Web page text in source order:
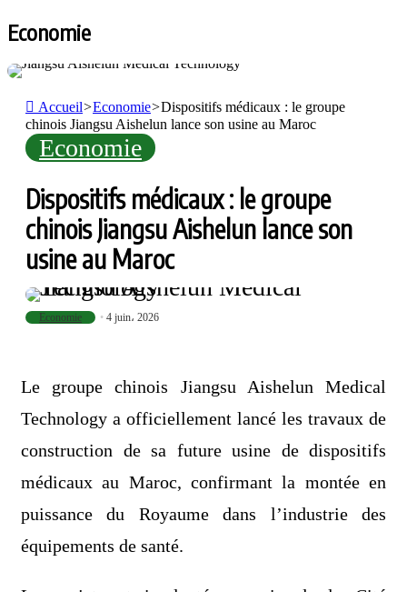
Economie
Accueil>Economie>Dispositifs médicaux : le groupe
chinois Jiangsu Aishelun lance son usine au Maroc
Economie
Dispositifs médicaux : le groupe
chinois Jiangsu Aishelun lance son
usine au Maroc
Economie 4 juin، 2026
Le groupe chinois Jiangsu Aishelun Medical
Technology a officiellement lancé les travaux de
construction de sa future usine de dispositifs
médicaux au Maroc, confirmant la montée en
puissance du Royaume dans l’industrie des
équipements de santé.